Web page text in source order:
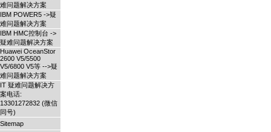
难问题解决方案
IBM POWER5 ->疑
难问题解决方案
IBM HMC控制台 ->
疑难问题解决方案
Huawei OceanStor
2600 V5/5500
V5/6800 V5等 -->疑
难问题解决方案
IT 疑难问题解决方
案电话:
13301272832 (微信
同号)
Sitemap